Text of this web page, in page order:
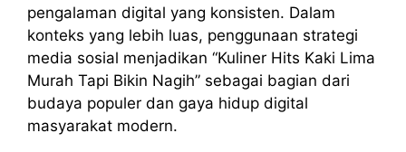
pengalaman digital yang konsisten. Dalam
konteks yang lebih luas, penggunaan strategi
media sosial menjadikan “Kuliner Hits Kaki Lima
Murah Tapi Bikin Nagih” sebagai bagian dari
budaya populer dan gaya hidup digital
masyarakat modern.